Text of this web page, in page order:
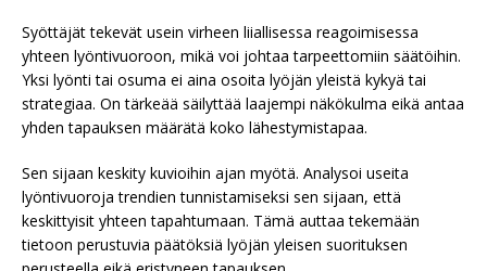
Syöttäjät tekevät usein virheen liiallisessa reagoimisessa
yhteen lyöntivuoroon, mikä voi johtaa tarpeettomiin säätöihin.
Yksi lyönti tai osuma ei aina osoita lyöjän yleistä kykyä tai
strategiaa. On tärkeää säilyttää laajempi näkökulma eikä antaa
yhden tapauksen määrätä koko lähestymistapaa.
Sen sijaan keskity kuvioihin ajan myötä. Analysoi useita
lyöntivuoroja trendien tunnistamiseksi sen sijaan, että
keskittyisit yhteen tapahtumaan. Tämä auttaa tekemään
tietoon perustuvia päätöksiä lyöjän yleisen suorituksen